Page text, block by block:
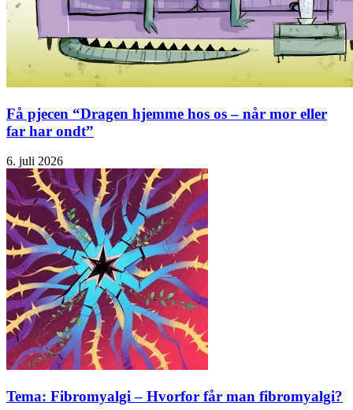
Få pjecen “Dragen hjemme hos os – når mor eller
far har ondt”
6. juli 2026
Tema: Fibromyalgi – Hvorfor får man fibromyalgi?